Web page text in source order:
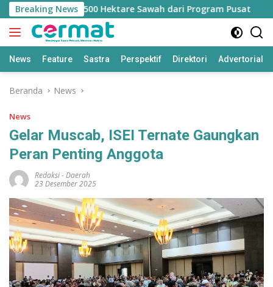
Langsung
ke
konten
Breaking News
Jatah 7.500 Hektare Sawah dari Program Pusat
News Feature Sastra Perspektif Direktori Advertorial
Beranda News
News
Gelar Muscab, ISEI Ternate Gaungkan
Peran Penting Anggota
Redaksi-Daerah
23 Desember 2025